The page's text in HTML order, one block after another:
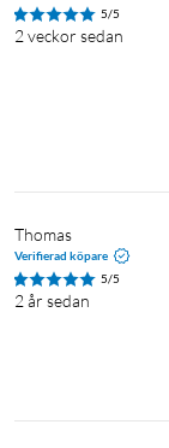
5/5
2 veckor sedan
Thomas
Verifierad köpare
5/5
2 år sedan